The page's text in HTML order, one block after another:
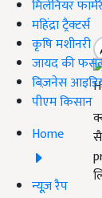
मिलेनियर
महिंद्रा ट्रैक्टर्स
कृषि मशीनरी
जायद की
बिज़नेस
पीएम किसान
Home
न्यूज़ रैप